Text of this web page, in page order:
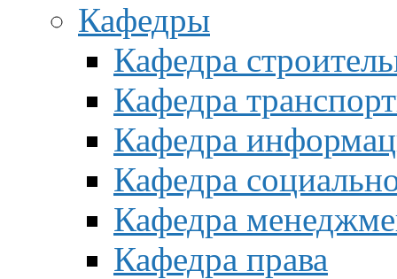
Кафедры
Кафедра
Кафедра
Кафедра
Кафедра
Кафедра
Кафедра права